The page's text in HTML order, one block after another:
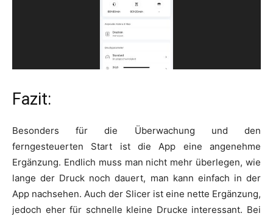
Fazit:
Besonders für die Überwachung und den
ferngesteuerten Start ist die App eine angenehme
Ergänzung. Endlich muss man nicht mehr überlegen, wie
lange der Druck noch dauert, man kann einfach in der
App nachsehen. Auch der Slicer ist eine nette Ergänzung,
jedoch eher für schnelle kleine Drucke interessant. Bei